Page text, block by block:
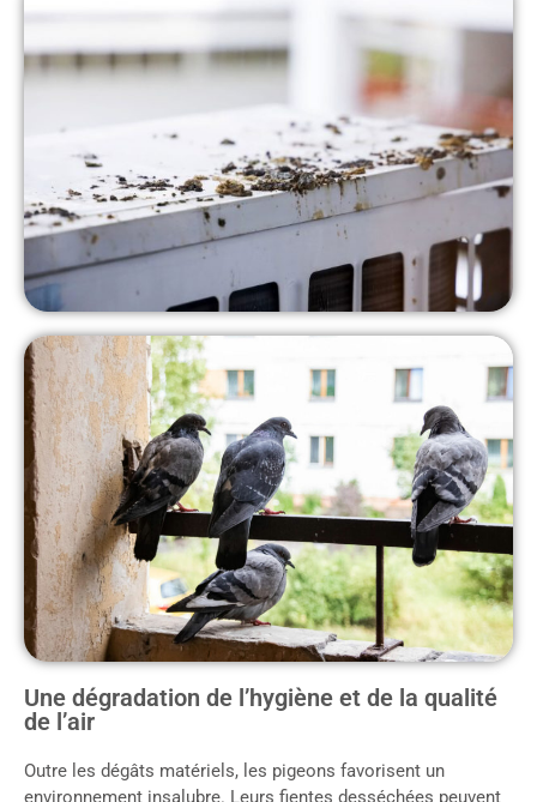
Une dégradation de l’hygiène et de la qualité
de l’air
Outre les dégâts matériels, les pigeons favorisent un
environnement insalubre. Leurs fientes desséchées peuvent